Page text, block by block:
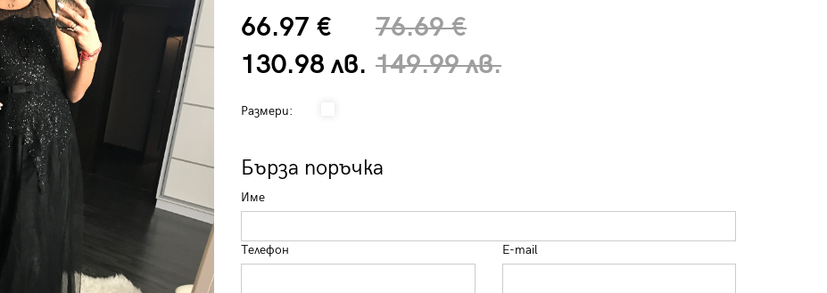
66.97 €
130.98 лв.
76.69 €
149.99 лв.
Размери:
Бърза поръчка
Име
Телефон E-mail